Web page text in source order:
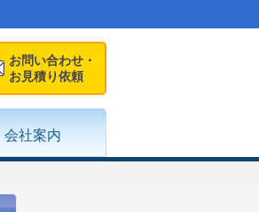
お問い合わせ・
お見積り依頼
会社案内